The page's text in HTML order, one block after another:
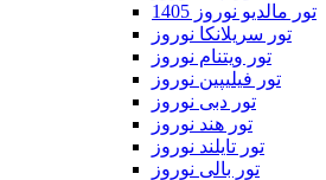
تور مالدیو نوروز 1405
تور سریلانکا نوروز
تور ویتنام نوروز
تور فیلیپین نوروز
تور دبی نوروز
تور هند نوروز
تور تایلند نوروز
تور بالی نوروز